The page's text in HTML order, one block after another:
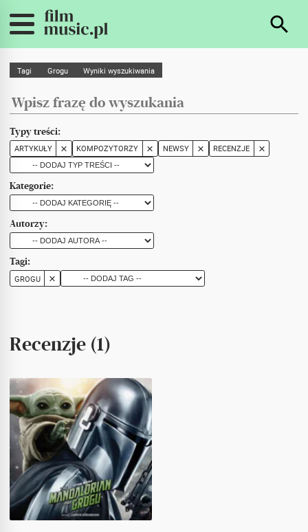
Tagi Grogu Wyniki wyszukiwania
Typy treści:
ARTYKUŁY KOMPOZYTORZY NEWSY RECENZJE
Kategorie:
Autorzy:
Tagi:
GROGU
Recenzje (1)